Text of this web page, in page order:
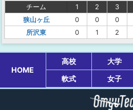
チーム 1 2 3
狭山ヶ丘
0 0 0
所沢東
0 1 2
HOME
高校 大学
軟式
女子